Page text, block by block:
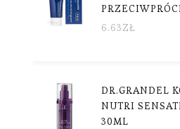
6.63ZŁ
DR.GRANDEL
NUTRI
30ML